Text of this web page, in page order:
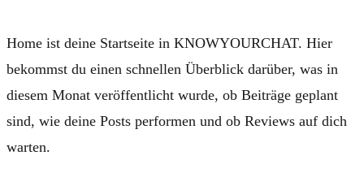
Home ist deine Startseite in KNOWYOURCHAT. Hier
bekommst du einen schnellen Überblick darüber, was in
diesem Monat veröffentlicht wurde, ob Beiträge geplant
sind, wie deine Posts performen und ob Reviews auf dich
warten.